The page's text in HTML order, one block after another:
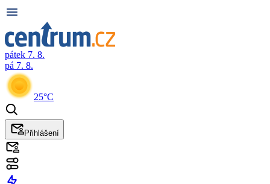
pátek 7. 8.
pá 7. 8.
25°C
Přihlášení